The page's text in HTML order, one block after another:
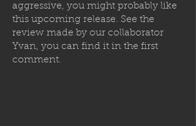
aggressive, you might probably like
this upcoming release. See the
review made by our collaborator
Yvan, you can find it in the first
comment.